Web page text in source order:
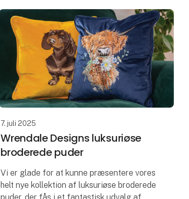
7. juli 2025
Wrendale Designs luksuriøse
broderede puder
Vi er glade for at kunne præsentere vores
helt nye kollektion af luksuriøse broderede